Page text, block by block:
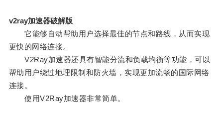
v2ray加速器破解版
它能够自动帮助用户选择最佳的节点和路线，从而实现
更快的网络连接。
V2Ray加速器还具有智能分流和负载均衡等功能，可以
帮助用户绕过地理限制和防火墙，实现更加流畅的国际网络
连接。
使用V2Ray加速器非常简单。